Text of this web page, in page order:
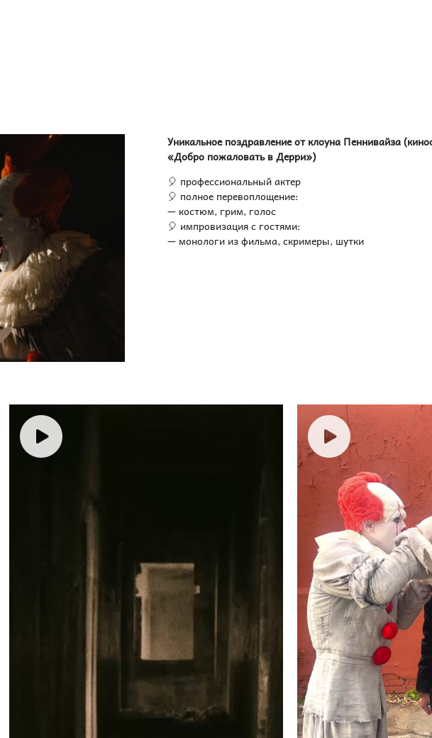
Уникальное поздравление от клоуна Пеннивайза
«Добро пожаловать в Дерри»)
🎈 профессиональный актер
🎈 полное перевоплощение:
— костюм, грим, голос
🎈 импровизация с гостями:
— монологи из фильма, скримеры, шутки